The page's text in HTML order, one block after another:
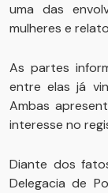
uma das
mulheres e
As partes
entre elas já
Ambas
interesse no
Diante dos
Delegacia de